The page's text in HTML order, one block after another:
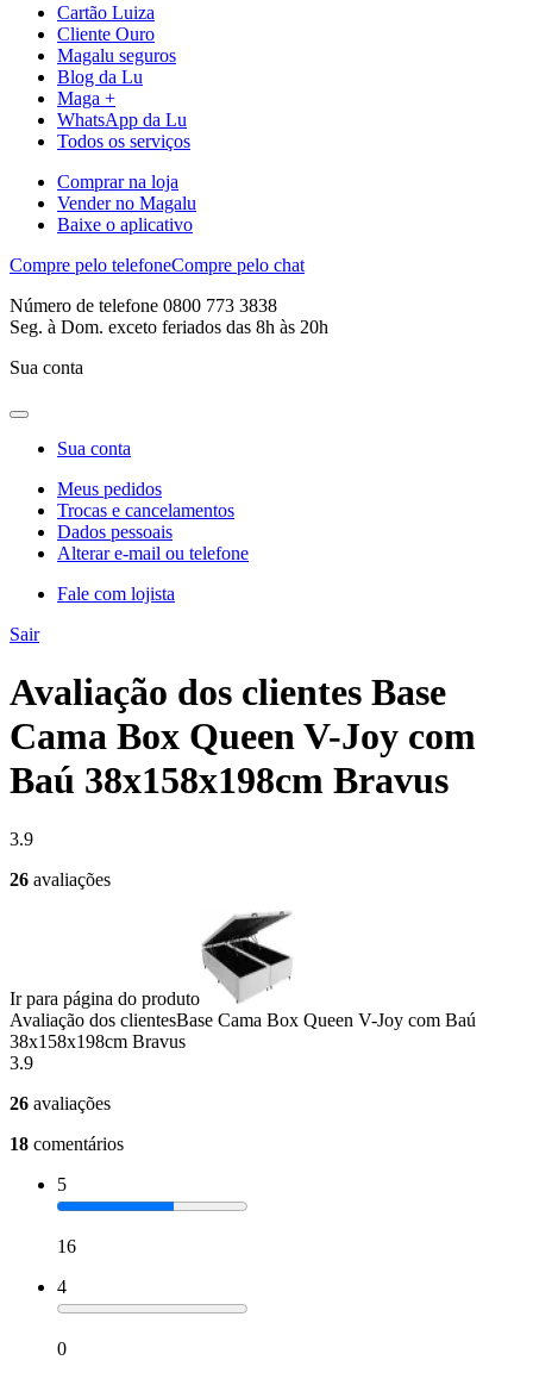
Cartão Luiza
Cliente Ouro
Magalu seguros
Blog da Lu
Maga +
WhatsApp da Lu
Todos os serviços
Comprar na loja
Vender no Magalu
Baixe o aplicativo
Compre pelo telefoneCompre pelo chat
Número de telefone 0800 773 3838
Seg. à Dom. exceto feriados das 8h às 20h
Sua conta
Sua conta
Meus pedidos
Trocas e cancelamentos
Dados pessoais
Alterar e-mail ou telefone
Fale com lojista
Sair
Avaliação dos clientes Base
Cama Box Queen V-Joy com
Baú 38x158x198cm Bravus
3.9
26 avaliações
Ir para página do produto
Avaliação dos clientesBase Cama Box Queen V-Joy com Baú
38x158x198cm Bravus
3.9
26 avaliações
18 comentários
5
16
4
0